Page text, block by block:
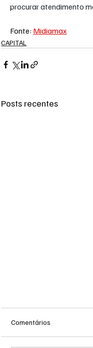
procurar atendimento
Fonte: Midiamax
CAPITAL
Posts recentes
Comentários